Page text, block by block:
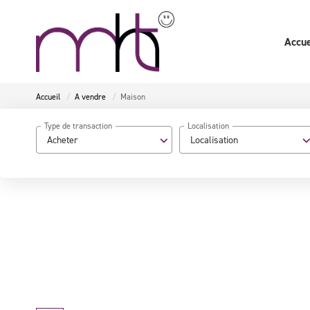
Accueil A vendre Maison
Acheter
Type de transaction
Localisation
Localisation